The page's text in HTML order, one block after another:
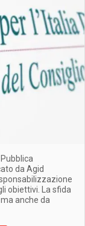
da Agid
obiettivi. La sfida
anche da